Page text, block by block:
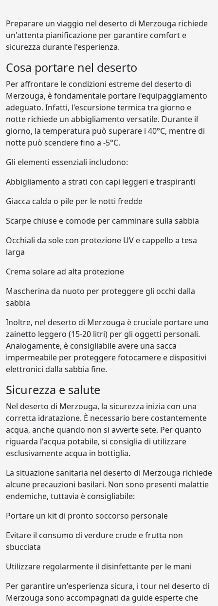
Preparare un viaggio nel deserto di Merzouga richiede
un'attenta pianificazione per garantire comfort e
sicurezza durante l'esperienza.
Cosa portare nel deserto
Per affrontare le condizioni estreme del deserto di
Merzouga, è fondamentale portare l'equipaggiamento
adeguato. Infatti, l'escursione termica tra giorno e
notte richiede un abbigliamento versatile. Durante il
giorno, la temperatura può superare i 40°C, mentre di
notte può scendere fino a -5°C.
Gli elementi essenziali includono:
Abbigliamento a strati con capi leggeri e traspiranti
Giacca calda o pile per le notti fredde
Scarpe chiuse e comode per camminare sulla sabbia
Occhiali da sole con protezione UV e cappello a tesa
larga
Crema solare ad alta protezione
Mascherina da nuoto per proteggere gli occhi dalla
sabbia
Inoltre, nel deserto di Merzouga è cruciale portare uno
zainetto leggero (15-20 litri) per gli oggetti personali.
Analogamente, è consigliabile avere una sacca
impermeabile per proteggere fotocamere e dispositivi
elettronici dalla sabbia fine.
Sicurezza e salute
Nel deserto di Merzouga, la sicurezza inizia con una
corretta idratazione. È necessario bere costantemente
acqua, anche quando non si avverte sete. Per quanto
riguarda l'acqua potabile, si consiglia di utilizzare
esclusivamente acqua in bottiglia.
La situazione sanitaria nel deserto di Merzouga richiede
alcune precauzioni basilari. Non sono presenti malattie
endemiche, tuttavia è consigliabile:
Portare un kit di pronto soccorso personale
Evitare il consumo di verdure crude e frutta non
sbucciata
Utilizzare regolarmente il disinfettante per le mani
Per garantire un'esperienza sicura, i tour nel deserto di
Merzouga sono accompagnati da guide esperte che